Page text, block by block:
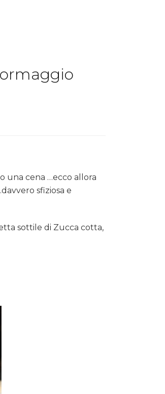
una cena …ecco allora
sfiziosa e
sottile di Zucca cotta,